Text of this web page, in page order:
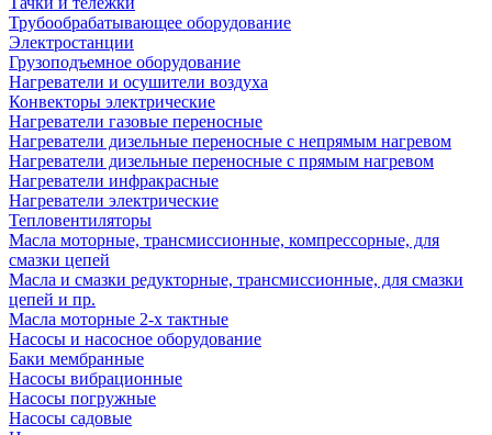
Трубообрабатывающее оборудование
Электростанции
Грузоподъемное оборудование
Нагреватели и осушители воздуха
Конвекторы электрические
Нагреватели газовые переносные
Нагреватели дизельные переносные с непрямым нагревом
Нагреватели дизельные переносные с прямым нагревом
Нагреватели инфракрасные
Нагреватели электрические
Тепловентиляторы
Масла моторные, трансмиссионные, компрессорные, для
смазки цепей
Масла и смазки редукторные, трансмиссионные, для смазки
цепей и пр.
Масла моторные 2-х тактные
Насосы и насосное оборудование
Баки мембранные
Насосы вибрационные
Насосы погружные
Насосы садовые